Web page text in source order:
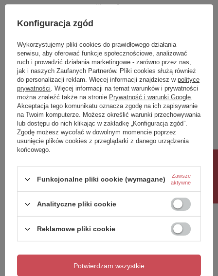
IK 2
Klasa Energetyczna
Potrzebujesz pomocy? Masz pytania?
Zadaj pytanie a my odpowiemy niezwłocznie,
najciekawsze pytania i odpowiedzi publikując
dla innych.
Zadaj pytanie
Napisz swoją opinię
5/5
Treść twojej opinii
Dodaj własne zdjęcie produktu:
Konfiguracja zgód
Wykorzystujemy pliki cookies do prawidłowego działania
serwisu, aby oferować funkcje społecznościowe, analizować
ruch i prowadzić działania marketingowe - zarówno przez nas,
jak i naszych Zaufanych Partnerów. Pliki cookies służą również
do personalizacji reklam. Więcej informacji znajdziesz w polityce
prywatności . Więcej informacji na temat warunków i prywatności
można znaleźć także na stronie Prywatność i warunki Google
Akceptacja tego komunikatu oznacza zgodę na ich zapisywanie
na Twoim komputerze. Możesz określić warunki przechowywania
lub dostępu do nich klikając w zakładkę „Konfiguracja zgód”.
Zgodę możesz wycofać w dowolnym momencie poprzez
usunięcie plików cookies z przeglądarki z danego urządzenia
końcowego.
Funkcjonalne pliki cookie (wymagane)
Zawsze
aktywne
Analityczne pliki cookie
Reklamowe pliki cookie
Potwierdzam wszystkie